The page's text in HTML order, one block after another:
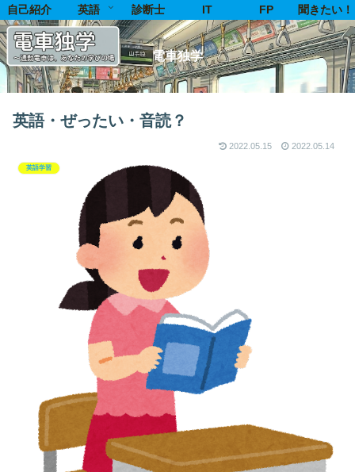
電車独学
自己紹介 英語 診断士 IT FP 聞きたい！
英語・ぜったい・音読？
2022.05.15 2022.05.14
英語学習